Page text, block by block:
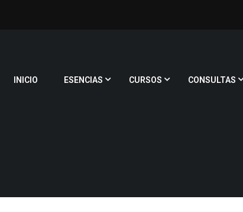
INICIO ESENCIAS CURSOS CONSULTAS